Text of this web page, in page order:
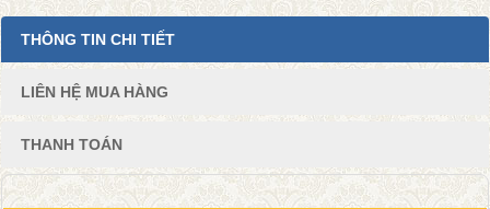
THÔNG TIN CHI TIẾT
LIÊN HỆ MUA HÀNG
THANH TOÁN